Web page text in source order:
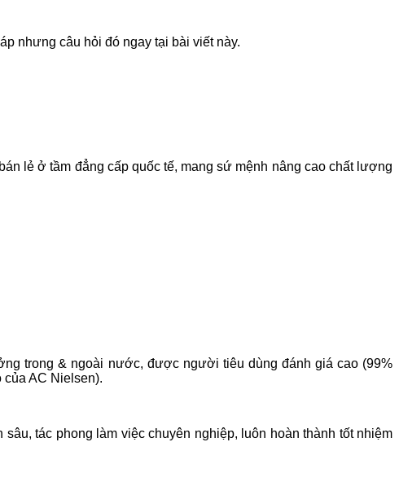
nhưng câu hỏi đó ngay tại bài viết này.
lẻ ở tầm đẳng cấp quốc tế, mang sứ mệnh nâng cao chất lượng
trong & ngoài nước, được người tiêu dùng đánh giá cao (99%
AC Nielsen).
tác phong làm việc chuyên nghiệp, luôn hoàn thành tốt nhiệm